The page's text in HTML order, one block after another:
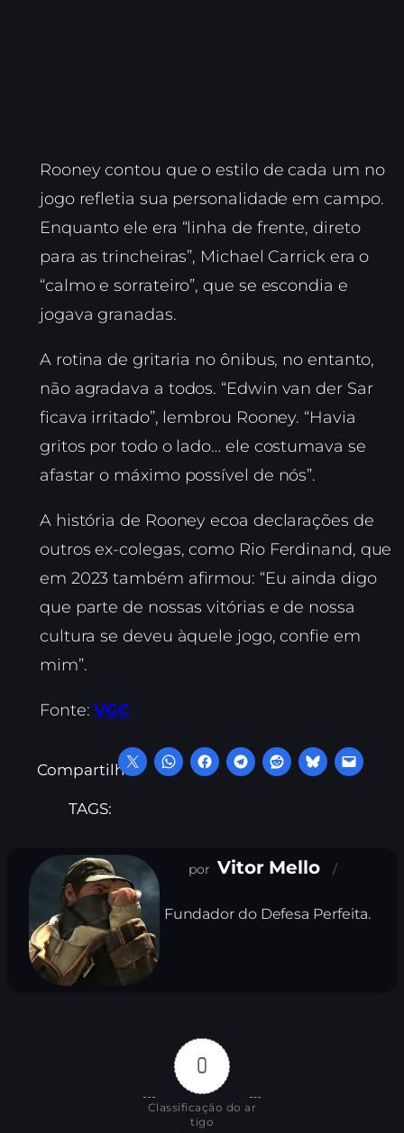
Rooney contou que o estilo de cada um no
jogo refletia sua personalidade em campo.
Enquanto ele era “linha de frente, direto
para as trincheiras”, Michael Carrick era o
“calmo e sorrateiro”, que se escondia e
jogava granadas.
A rotina de gritaria no ônibus, no entanto,
não agradava a todos. “Edwin van der Sar
ficava irritado”, lembrou Rooney. “Havia
gritos por todo o lado… ele costumava se
afastar o máximo possível de nós”.
A história de Rooney ecoa declarações de
outros ex-colegas, como Rio Ferdinand, que
em 2023 também afirmou: “Eu ainda digo
que parte de nossas vitórias e de nossa
cultura se deveu àquele jogo, confie em
mim”.
Fonte:VGC
Compartilhe:
TAGS:
Vitor Mello
Fundador do Defesa Perfeita.
0
Classificação do ar
tigo